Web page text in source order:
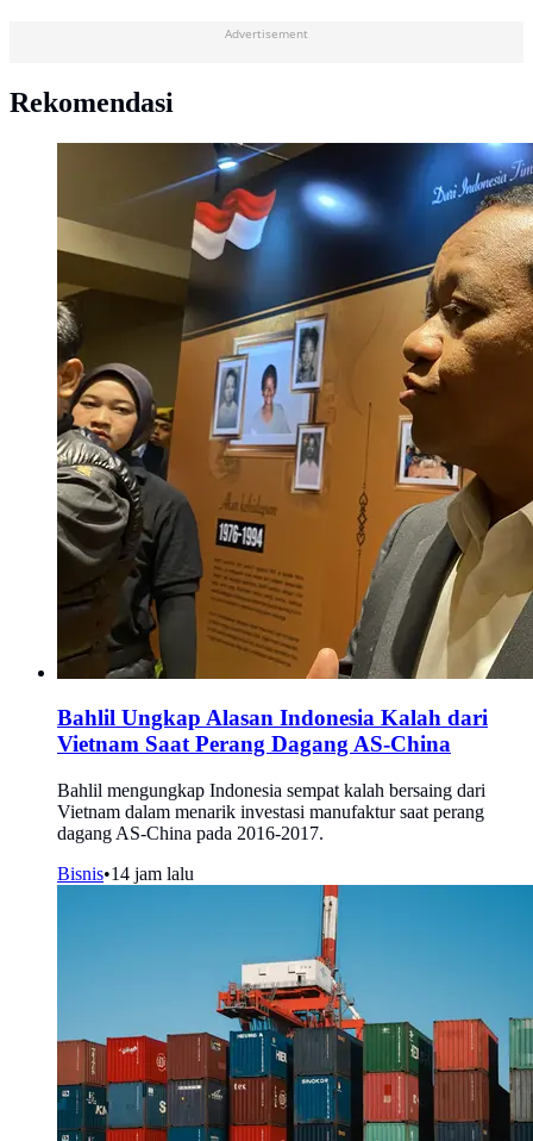
Advertisement
Rekomendasi
Bahlil Ungkap Alasan Indonesia Kalah dari
Vietnam Saat Perang Dagang AS-China
Bahlil mengungkap Indonesia sempat kalah bersaing dari
Vietnam dalam menarik investasi manufaktur saat perang
dagang AS-China pada 2016-2017.
Bisnis•14 jam lalu